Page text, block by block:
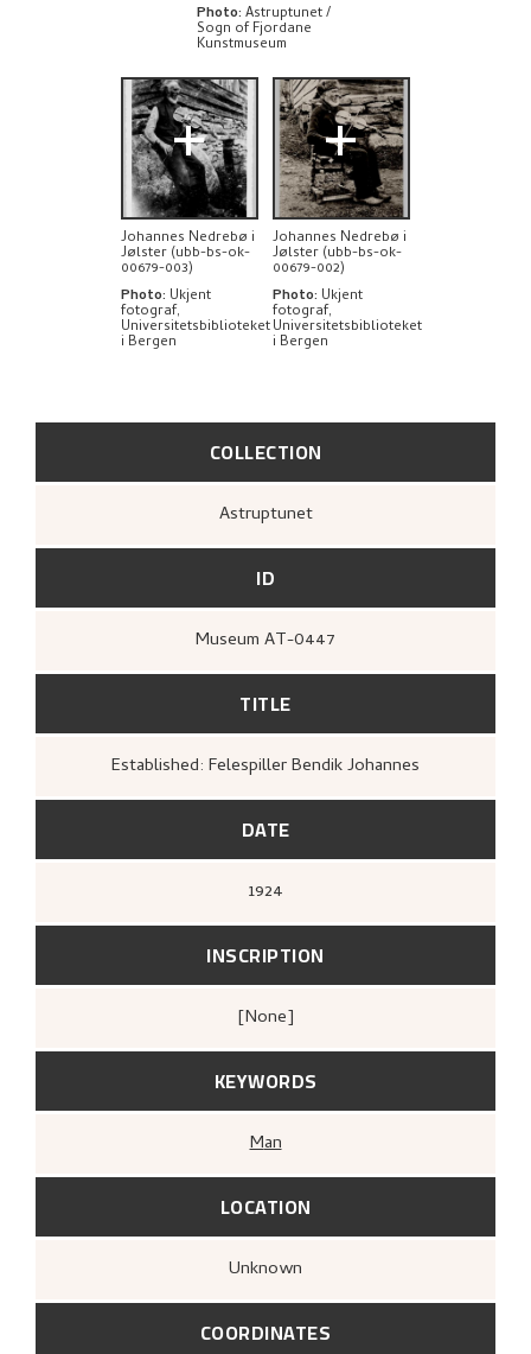
COLLECTION
Astruptunet
ID
Museum AT-0447
TITLE
Established: Felespiller Bendik Johannes
DATE
1924
INSCRIPTION
[none]
Photo: Astruptunet /
Sogn of Fjordane
Kunstmuseum
+
Johannes Nedrebø i
Jølster (ubb-bs-ok-
00679-003)
Photo: Ukjent
fotograf,
Universitetsbiblioteket
i Bergen
+
Johannes Nedrebø i
Jølster (ubb-bs-ok-
00679-002)
Photo: Ukjent
fotograf,
Universitetsbiblioteket
i Bergen
KEYWORDS
Man
LOCATION
Unknown
COORDINATES